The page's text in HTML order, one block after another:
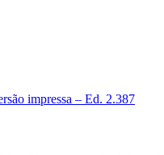
impressa – Ed. 2.387